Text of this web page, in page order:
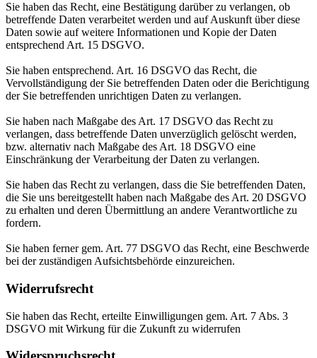
Sie haben das Recht, eine Bestätigung darüber zu verlangen, ob
betreffende Daten verarbeitet werden und auf Auskunft über diese
Daten sowie auf weitere Informationen und Kopie der Daten
entsprechend Art. 15 DSGVO.
Sie haben entsprechend. Art. 16 DSGVO das Recht, die
Vervollständigung der Sie betreffenden Daten oder die Berichtigung
der Sie betreffenden unrichtigen Daten zu verlangen.
Sie haben nach Maßgabe des Art. 17 DSGVO das Recht zu
verlangen, dass betreffende Daten unverzüglich gelöscht werden,
bzw. alternativ nach Maßgabe des Art. 18 DSGVO eine
Einschränkung der Verarbeitung der Daten zu verlangen.
Sie haben das Recht zu verlangen, dass die Sie betreffenden Daten,
die Sie uns bereitgestellt haben nach Maßgabe des Art. 20 DSGVO
zu erhalten und deren Übermittlung an andere Verantwortliche zu
fordern.
Sie haben ferner gem. Art. 77 DSGVO das Recht, eine Beschwerde
bei der zuständigen Aufsichtsbehörde einzureichen.
Widerrufsrecht
Sie haben das Recht, erteilte Einwilligungen gem. Art. 7 Abs. 3
DSGVO mit Wirkung für die Zukunft zu widerrufen